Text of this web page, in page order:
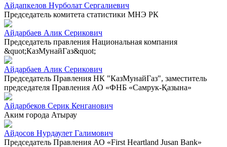
Айдапкелов Нурболат Сергалиевич
Председатель комитета статистики МНЭ РК
Айдарбаев Алик Серикович
Председатель правления Национальная компания
&quot;КазМунайГаз&quot;
Айдарбаев Алик Серикович
Председатель Правления НК "КазМунайГаз", заместитель
председателя Правления АО «ФНБ «Самрук-Қазына»
Айдарбеков Серик Кенганович
Аким города Атырау
Айдосов Нурдаулет Галимович
Председатель Правления АО «First Heartland Jusan Bank»